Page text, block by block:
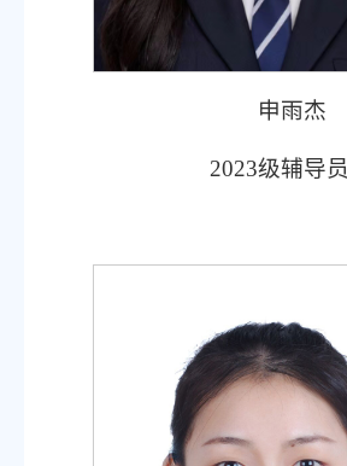
申雨杰
2023级辅导员